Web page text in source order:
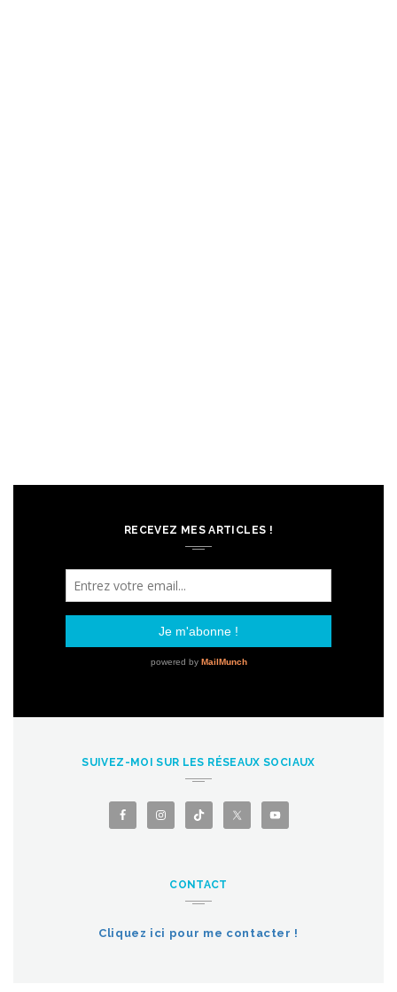
RECEVEZ MES ARTICLES !
SUIVEZ-MOI SUR LES RÉSEAUX SOCIAUX
CONTACT
Cliquez ici pour me contacter !